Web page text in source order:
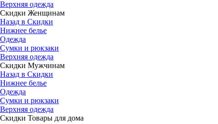
Верхняя одежда
Скидки Женщинам
Назад в Скидки
Нижнее белье
Одежда
Сумки и рюкзаки
Верхняя одежда
Скидки Мужчинам
Назад в Скидки
Нижнее белье
Одежда
Сумки и рюкзаки
Верхняя одежда
Скидки Товары для дома